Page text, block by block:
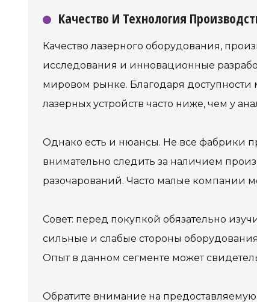
Качество И Технология
Качество лазерного оборудования,
исследования и инновационные
мировом рынке. Благодаря
лазерных устройств часто ниже, чем у
Однако есть и нюансы. Не все фабрики
внимательно следить за наличием
разочарований. Часто малые компании
Совет: перед покупкой обязательно
сильные и слабые стороны
Опыт в данном сегменте может
Обратите внимание на